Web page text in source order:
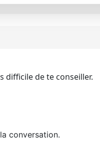
difficile de te conseiller.
conversation.